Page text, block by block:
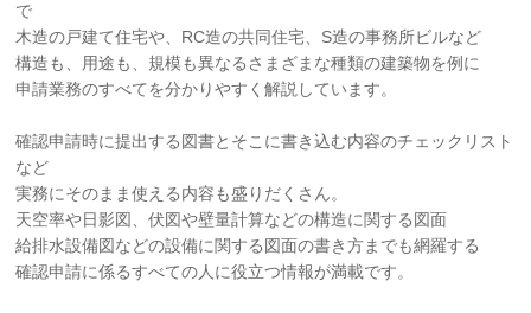
で
木造の戸建て住宅や、RC造の共同住宅、S造の事務所ビルなど
構造も、用途も、規模も異なるさまざまな種類の建築物を例に
申請業務のすべてを分かりやすく解説しています。
確認申請時に提出する図書とそこに書き込む内容のチェックリスト
など
実務にそのまま使える内容も盛りだくさん。
天空率や日影図、伏図や壁量計算などの構造に関する図面
給排水設備図などの設備に関する図面の書き方までも網羅する
確認申請に係るすべての人に役立つ情報が満載です。